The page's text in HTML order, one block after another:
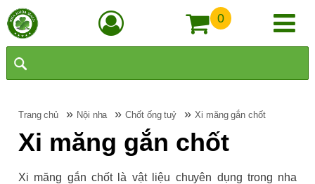
0
Trang chủ » Nội nha »Chốt ống tuỷ »Xi măng gắn chốt
Xi măng gắn chốt
Xi măng gắn chốt là vật liệu chuyên dụng trong nha